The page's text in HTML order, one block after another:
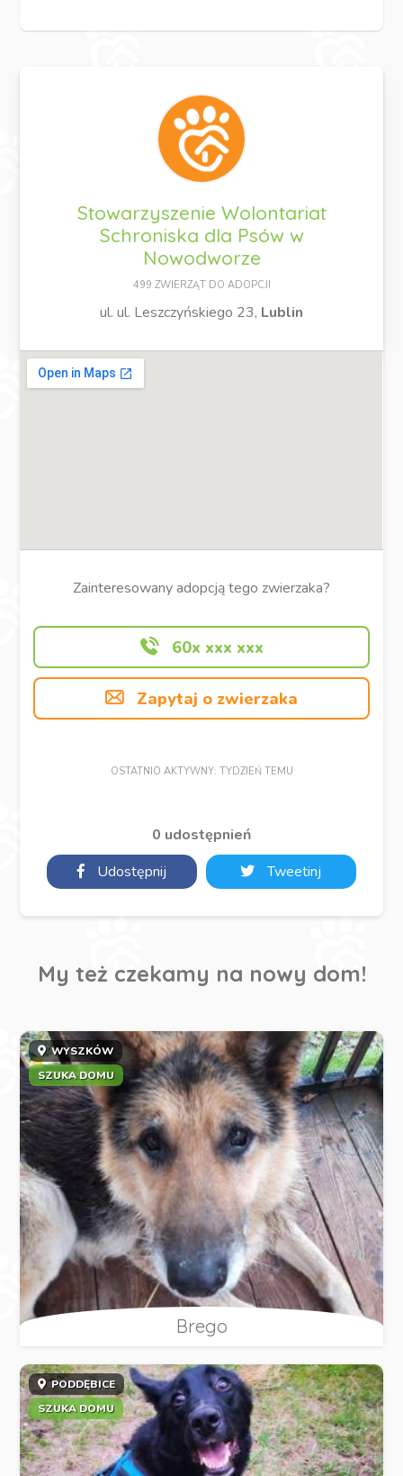
Stowarzyszenie Wolontariat
Schroniska dla Psów w
Nowodworze
499 ZWIERZĄT DO ADOPCJI
ul. ul. Leszczyńskiego 23, Lublin
Zainteresowany adopcją tego zwierzaka?
60x xxx xxx
Zapytaj o zwierzaka
OSTATNIO AKTYWNY: TYDZIEŃ TEMU
0 udostępnień
Udostępnij
Tweetinj
My też czekamy na nowy dom!
WYSZKÓW
SZUKA DOMU
Brego
PODDĘBICE
SZUKA DOMU